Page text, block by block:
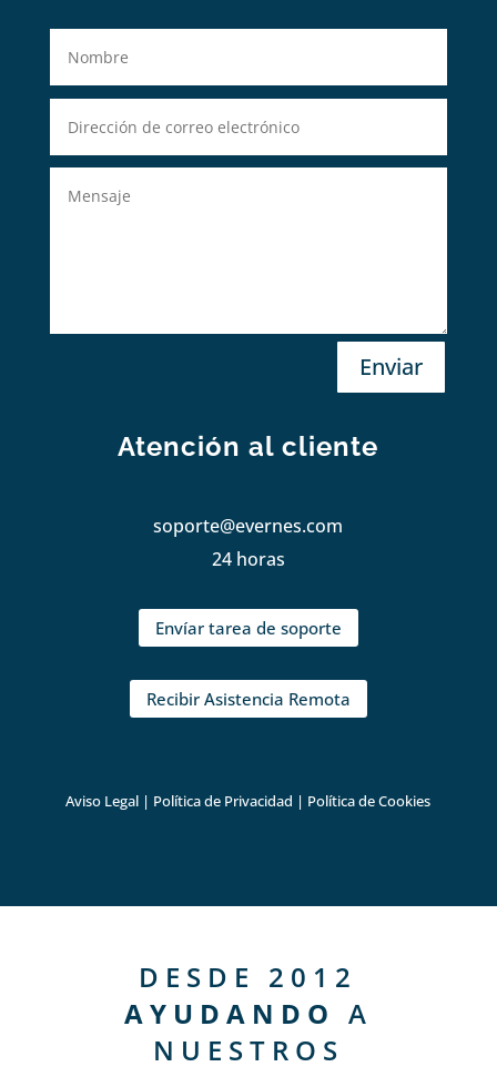
Enviar
Atención al cliente
soporte@evernes.com
24 horas
Envíar tarea de soporte
Recibir Asistencia Remota
Aviso Legal | Política de Privacidad | Política de Cookies
DESDE 2012
AYUDANDO A
NUESTROS